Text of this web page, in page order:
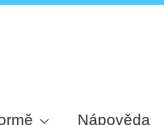
Nápověda